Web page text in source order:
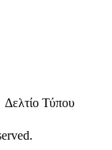
Δελτίο Τύπου